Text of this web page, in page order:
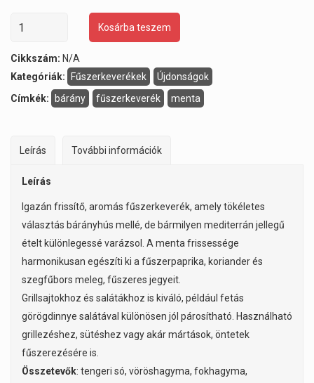
Kosárba teszem
Cikkszám: N/A
Kategóriák:
Fűszerkeverékek
Újdonságok
Címkék:
bárány fűszerkeverék menta
Leírás További információk
Leírás
Igazán frissítő, aromás fűszerkeverék, amely tökéletes
választás bárányhús mellé, de bármilyen mediterrán jellegű
ételt különlegessé varázsol. A menta frissessége
harmonikusan egészíti ki a fűszerpaprika, koriander és
szegfűbors meleg, fűszeres jegyeit.
Grillsajtokhoz és salátákhoz is kiváló, például fetás
görögdinnye salátával különösen jól párosítható. Használható
grillezéshez, sütéshez vagy akár mártások, öntetek
fűszerezésére is.
Összetevők: tengeri só, vöröshagyma, fokhagyma,